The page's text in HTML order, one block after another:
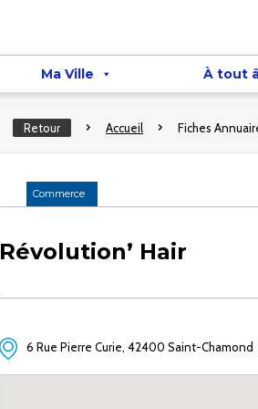
Ma Ville À tout
Retour Accueil Fiches
Commerce
Révolution’ Hair
6 Rue Pierre Curie, 42400 Saint-Chamond